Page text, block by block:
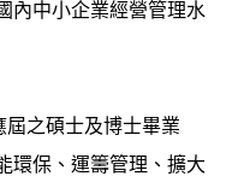
內中小企業經營管理水
之碩士及博士畢業
環保、運籌管理、擴大